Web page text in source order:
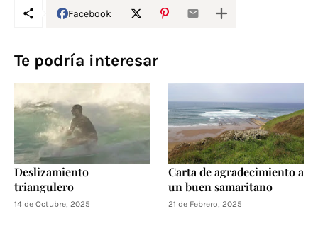
Facebook
Te podría interesar
Deslizamiento
triangulero
14 de Octubre, 2025
Carta de agradecimiento a
un buen samaritano
21 de Febrero, 2025